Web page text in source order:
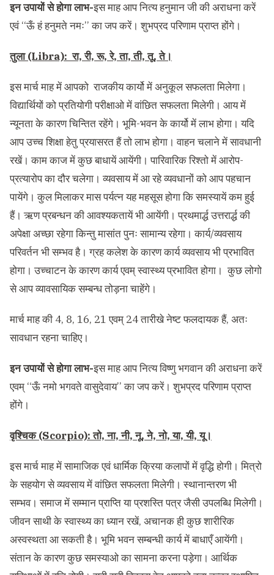
इन उपायों से होगा लाभ-इस माह आप नित्य हनुमान जी की अराधना करें
एवं ‘‘ऊँ हं हनुमते नमः’’ का जप करें। शुभप्रद परिणाम प्राप्त होंगे।
तुला (Libra): रा, री, रू, रे, ता, ती, तू, ते।
इस मार्च माह में आपको राजकीय कार्यो में अनुकूल सफलता मिलेगा।
विद्यार्थियों को प्रतियोगी परीक्षाओ में वांछित सफलता मिलेगी। आय में
न्यूनता के कारण चिन्तित रहेंगे। भूमि-भवन के कार्यो में लाभ होगा। यदि
आप उच्च शिक्षा हेतु प्रयासरत हैं तो लाभ होगा। वाहन चलाने में सावधानी
रखें। काम काज में कुछ बाधायें आयेंगी। पारिवारिक रिश्तो में आरोप-
प्रत्यारोप का दौर चलेगा। व्यवसाय में आ रहे व्यवधानों को आप पहचान
पायेंगे। कुल मिलाकर मास पर्यत्न यह महसूस होगा कि समस्यायें कम हुई
हैं। ऋण प्रबन्धन की आवश्यकतायें भी आयेंगी। प्रथमार्द्ध उत्तरार्द्ध की
अपेक्षा अच्छा रहेगा किन्तु मासांत पुनः सामान्य रहेगा। कार्य/व्यवसाय
परिवर्तन भी सम्भव है। ग्रह कलेश के कारण कार्य व्यवसाय भी प्रभावित
होगा। उच्चाटन के कारण कार्य एवम् स्वास्थ्य प्रभावित होगा। कुछ लोगो
से आप व्यावसायिक सम्बन्ध तोड़ना चाहेंगे।
मार्च माह की 4, 8, 16, 21 एवम् 24 तारीखे नेष्ट फलदायक हैं, अतः
सावधान रहना चाहिए।
इन उपायों से होगा लाभ-इस माह आप नित्य विष्णु भगवान की अराधना करें
एवम् ‘‘ऊँ नमो भगवते वासुदेवाय’’ का जप करें। शुभप्रद परिणाम प्राप्त
होंगे।
वृश्चिक (Scorpio): तो, ना, नी, नू, ने, नो, या, यी, यू।
इस मार्च माह में सामाजिक एवं धार्मिक क्रिया कलापों में वृद्धि होगी। मित्रो
के सहयोग से व्यवसाय में वांछित सफलता मिलेगी। स्थानान्तरण भी
सम्भव। समाज में सम्मान प्राप्ति या प्रशस्ति पत्र जैसी उपलब्धि मिलेगी।
जीवन साथी के स्वास्थ्य का ध्यान रखें, अचानक ही कुछ शारीरिक
अस्वस्थता आ सकती है। भूमि भवन सम्बन्धी कार्य में बाधाएँ आयेंगी।
संतान के कारण कुछ समस्याओ का सामना करना पड़ेगा। आर्थिक